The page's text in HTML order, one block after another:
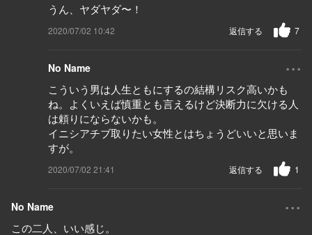
うん、ヤダヤダ〜！
2020/07/02 10:42 7
返信する
No Name ...
こういう男は人生ともにするの結構リスク高いかも
ね。よくいえば慎重とも言えるけど決断力に欠ける人
は頼りにならないかも。
イニシアチブ取りたい女性とはちょうどいいと思いま
すが。
2020/07/02 21:41 1
返信する
No Name ...
この二人、いい感じ。